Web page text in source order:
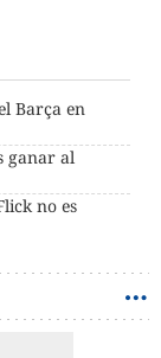
Barça en
ganar al
no es